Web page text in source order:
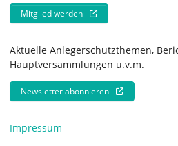
Mitglied werden
Aktuelle Anlegerschutzthemen,
Hauptversammlungen u.v.m.
Newsletter abonnieren
Impressum